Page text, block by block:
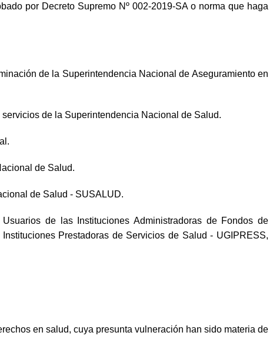
por Decreto Supremo Nº 002-2019-SA o norma que haga
de la Superintendencia Nacional de Aseguramiento en
de la Superintendencia Nacional de Salud.
de Salud.
de Salud - SUSALUD.
de las Instituciones Administradoras de Fondos de
Prestadoras de Servicios de Salud - UGIPRESS,
en salud, cuya presunta vulneración han sido materia de